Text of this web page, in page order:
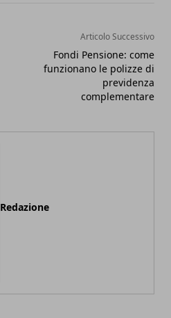
Articolo Successivo
Fondi Pensione: come
funzionano le polizze di
previdenza
complementare
Redazione